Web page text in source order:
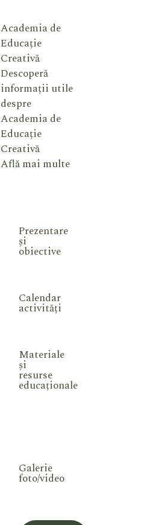
Academia de
Educație
Creativă
Descoperă
informații utile
despre
Academia de
Educație
Creativă
Află mai multe
Prezentare
și
obiective
Calendar
activități
Materiale
și
resurse
educaționale
Galerie
foto/video